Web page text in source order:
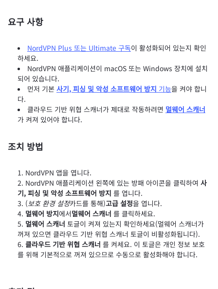
요구 사항
NordVPN Plus 또는 Ultimate 구독이 활성화되어 있는지 확인
하세요.
NordVPN 애플리케이션이 macOS 또는 Windows 장치에 설치
되어 있습니다.
먼저 기본 사기, 피싱 및 악성 소프트웨어 방지 기능을 켜야 합니
다.
클라우드 기반 위협 스캐너가 제대로 작동하려면 멀웨어 스캐너
가 켜져 있어야 합니다.
조치 방법
NordVPN 앱을 엽니다.
NordVPN 애플리케이션 왼쪽에 있는 방패 아이콘을 클릭하여 사
기, 피싱 및 악성 소프트웨어 방지 를 엽니다.
(보호 환경 설정카드를 통해)고급 설정을 엽니다.
멀웨어 방지에서멀웨어 스캐너 를 클릭하세요.
멀웨어 스캐너 토글이 켜져 있는지 확인하세요(멀웨어 스캐너가
꺼져 있으면 클라우드 기반 위협 스캐너 토글이 비활성화됩니다).
클라우드 기반 위협 스캐너 를 켜세요. 이 토글은 개인 정보 보호
를 위해 기본적으로 꺼져 있으므로 수동으로 활성화해야 합니다.